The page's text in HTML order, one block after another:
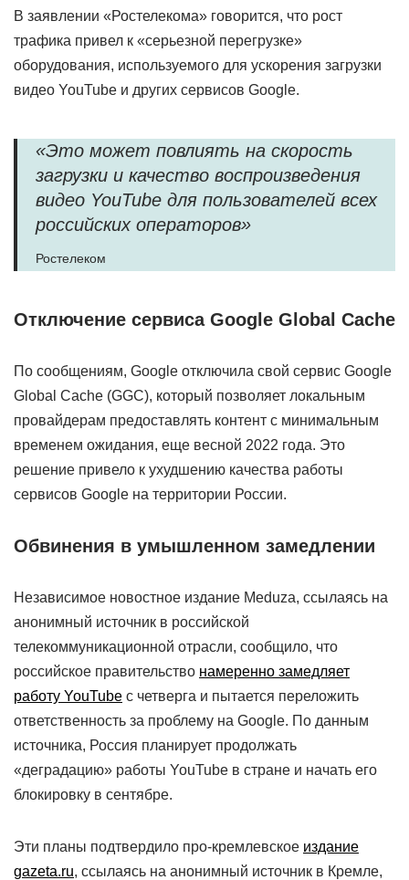
В заявлении «Ростелекома» говорится, что рост
трафика привел к «серьезной перегрузке»
оборудования, используемого для ускорения загрузки
видео YouTube и других сервисов Google.
«Это может повлиять на скорость
загрузки и качество воспроизведения
видео YouTube для пользователей всех
российских операторов»
Ростелеком
Отключение сервиса Google Global Cache
По сообщениям, Google отключила свой сервис Google
Global Cache (GGC), который позволяет локальным
провайдерам предоставлять контент с минимальным
временем ожидания, еще весной 2022 года. Это
решение привело к ухудшению качества работы
сервисов Google на территории России.
Обвинения в умышленном замедлении
Независимое новостное издание Meduza, ссылаясь на
анонимный источник в российской
телекоммуникационной отрасли, сообщило, что
российское правительство намеренно замедляет
работу YouTube с четверга и пытается переложить
ответственность за проблему на Google. По данным
источника, Россия планирует продолжать
«деградацию» работы YouTube в стране и начать его
блокировку в сентябре.
Эти планы подтвердило про-кремлевское издание
gazeta.ru, ссылаясь на анонимный источник в Кремле,